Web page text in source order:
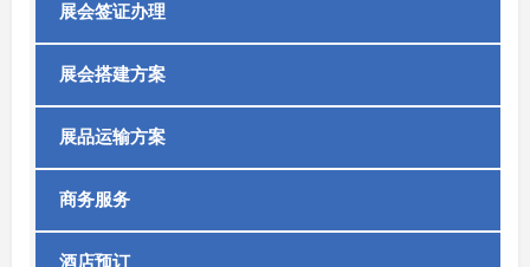
展会签证办理
展会搭建方案
展品运输方案
商务服务
酒店预订